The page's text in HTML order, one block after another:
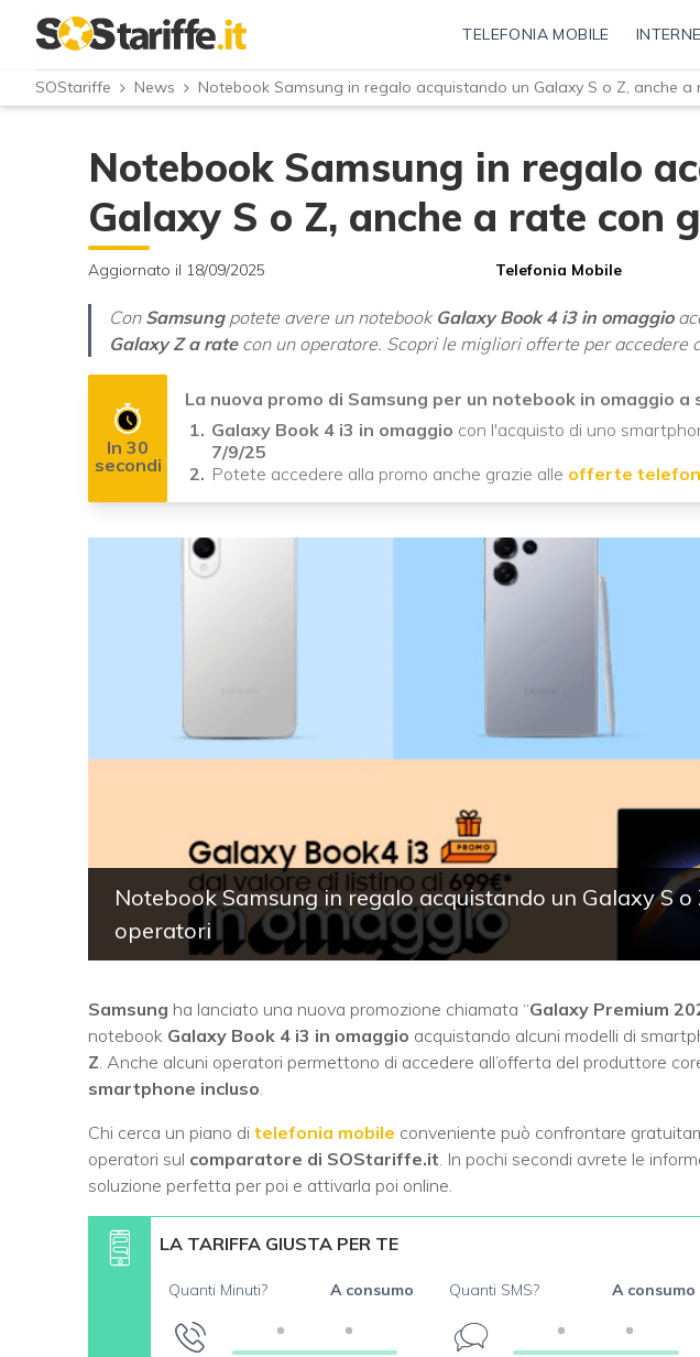
TELEFONIA MOBILE
SOStariffe News Notebook Samsung in regalo acquistando un Galaxy S o Z, anche
Notebook Samsung in regalo
Galaxy S o Z, anche a rate con
Aggiornato il 18/09/2025 Telefonia Mobile
Con Samsungpotete avere un notebook Galaxy Book 4 i3 in omaggio
Galaxy Z a ratecon un operatore. Scopri le migliori offerte per accedere
In 30
secondi
La nuova promo di Samsung per un notebook in omaggio
Galaxy Book 4 i3 in omaggio con l'acquisto di uno
7/9/25
Potete accedere alla promo anche grazie alle offerte
Notebook Samsung in regalo acquistando un Galaxy S o
operatori
Samsung ha lanciato una nuova promozione chiamata “Galaxy Premium
notebook Galaxy Book 4 i3 in omaggio acquistando alcuni modelli di
Z. Anche alcuni operatori permettono di accedere all’offerta del produttore
smartphone incluso.
Chi cerca un piano di telefonia mobile conveniente può confrontare
operatori sul comparatore di SOStariffe.it. In pochi secondi avrete le
soluzione perfetta per poi e attivarla poi online.
LA TARIFFA GIUSTA PER TE
Quanti Minuti? A consumo Quanti SMS? A consumo